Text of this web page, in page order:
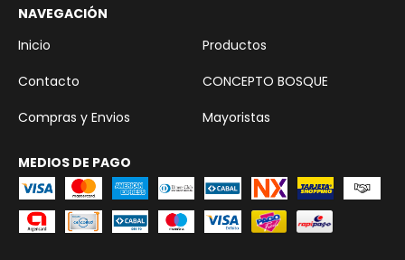
NAVEGACIÓN
Inicio
Productos
Contacto
CONCEPTO BOSQUE
Compras y Envios
Mayoristas
MEDIOS DE PAGO